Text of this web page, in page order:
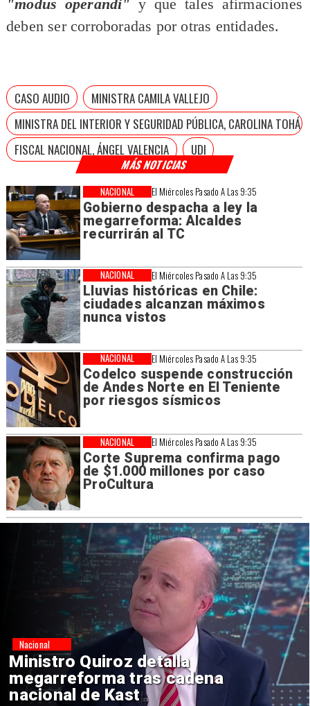
MÁS NOTICIAS
El Miércoles Pasado A Las 9:35
Gobierno despacha a ley la
megarreforma: Alcaldes
recurrirán al TC
NACIONAL
El Miércoles Pasado A Las 9:35
Lluvias históricas en Chile:
ciudades alcanzan máximos
nunca vistos
NACIONAL
El Miércoles Pasado A Las 9:35
Codelco suspende construcción
de Andes Norte en El Teniente
por riesgos sísmicos
NACIONAL
El Miércoles Pasado A Las 9:35
Corte Suprema confirma pago
de $1.000 millones por caso
ProCultura
NACIONAL
"modus operandi" y que tales afirmaciones
deben ser corroboradas por otras entidades.
CASO AUDIO
MINISTRA CAMILA VALLEJO
MINISTRA DEL INTERIOR Y SEGURIDAD PÚBLICA, CAROLINA TOHÁ
FISCAL NACIONAL, ÁNGEL VALENCIA
UDI
Alarmante hábito en jóvenes
de 13 a 15 años según
encuesta del Minsal
Nacional